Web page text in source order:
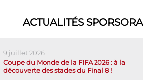
ACTUALITÉS SPORSORA
9 juillet 2026
Coupe du Monde de la FIFA 2026 : à la
découverte des stades du Final 8 !